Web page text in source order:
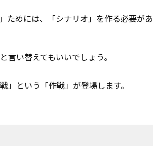
ためには、「シナリオ」を作る必要が
言い替えてもいいでしょう。
という「作戦」が登場します。